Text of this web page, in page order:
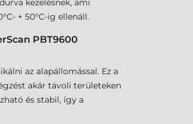
kezelésnek, ami
+ 50°C-ig ellenáll.
PBT9600
az alapállomással. Ez a
akár távoli területeken
és stabil, így a